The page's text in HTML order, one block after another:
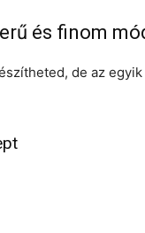
és finom
de az